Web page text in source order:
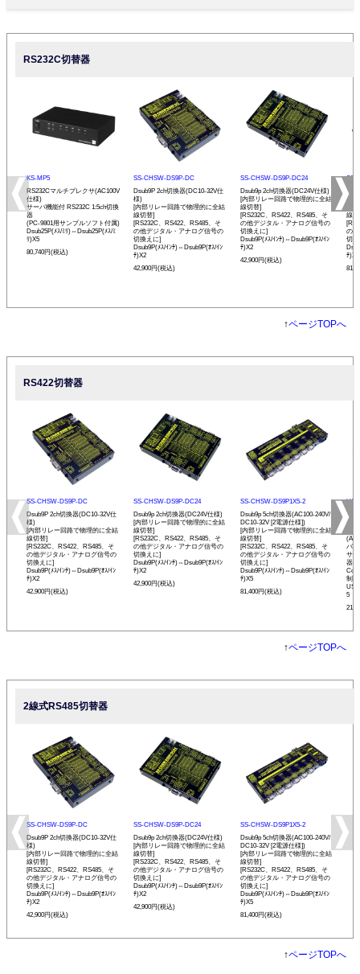
RS232C切替器
KS-MP5
RS232Cマルチプレクサ(AC100V
仕様)
サーバ機能付 RS232C 1:5ch切換
器
(PC-9801用サンプルソフト付属)
Dsub25P(ﾒｽ/ﾐﾘ)⇔Dsub25P(ﾒｽ/ﾐ
ﾘ)X5
80,740円(税込)
SS-CHSW-DS9P-DC
Dsub9P 2ch切換器(DC10-32V仕
様)
[内部リレー回路で物理的に全結
線切替]
[RS232C、RS422、RS485、そ
の他デジタル・アナログ信号の
切換えに]
Dsub9P(ﾒｽ/ｲﾝﾁ)⇔Dsub9P(ｵｽ/ｲﾝ
ﾁ)X2
42,900円(税込)
SS-CHSW-DS9P-DC24
Dsub9p 2ch切換器(DC24V仕様)
[内部リレー回路で物理的に全結
線切替]
[RS232C、RS422、RS485、そ
の他デジタル・アナログ信号の
切換えに]
Dsub9P(ﾒｽ/ｲﾝﾁ)⇔Dsub9P(ｵｽ/ｲﾝ
ﾁ)X2
42,900円(税込)
SS-
線
の
切
ﾁ)X5
↑ページTOPへ
RS422切替器
SS-CHSW-DS9P-DC
Dsub9P 2ch切換器(DC10-32V仕
様)
[内部リレー回路で物理的に全結
線切替]
[RS232C、RS422、RS485、そ
の他デジタル・アナログ信号の
切換えに]
Dsub9P(ﾒｽ/ｲﾝﾁ)⇔Dsub9P(ｵｽ/ｲﾝ
ﾁ)X2
42,900円(税込)
SS-CHSW-DS9P-DC24
Dsub9p 2ch切換器(DC24V仕様)
[内部リレー回路で物理的に全結
線切替]
[RS232C、RS422、RS485、そ
の他デジタル・アナログ信号の
切換えに]
Dsub9P(ﾒｽ/ｲﾝﾁ)⇔Dsub9P(ｵｽ/ｲﾝ
ﾁ)X2
42,900円(税込)
SS-CHSW-DS9P1X5-2
Dsub9p 5ch切換器(AC100-240V/
DC10-32V [2電源仕様])
[内部リレー回路で物理的に全結
線切替]
[RS232C、RS422、RS485、そ
の他デジタル・アナログ信号の
切換えに]
Dsub9P(ﾒｽ/ｲﾝﾁ)⇔Dsub9P(ｵｽ/ｲﾝ
ﾁ)X5
81,400円(税込)
換
バ
サ
器
制
5
↑ページTOPへ
2線式RS485切替器
SS-CHSW-DS9P-DC
Dsub9P 2ch切換器(DC10-32V仕
様)
[内部リレー回路で物理的に全結
線切替]
[RS232C、RS422、RS485、そ
の他デジタル・アナログ信号の
切換えに]
Dsub9P(ﾒｽ/ｲﾝﾁ)⇔Dsub9P(ｵｽ/ｲﾝ
ﾁ)X2
42,900円(税込)
SS-CHSW-DS9P-DC24
Dsub9p 2ch切換器(DC24V仕様)
[内部リレー回路で物理的に全結
線切替]
[RS232C、RS422、RS485、そ
の他デジタル・アナログ信号の
切換えに]
Dsub9P(ﾒｽ/ｲﾝﾁ)⇔Dsub9P(ｵｽ/ｲﾝ
ﾁ)X2
42,900円(税込)
SS-CHSW-DS9P1X5-2
Dsub9p 5ch切換器(AC100-240V/
DC10-32V [2電源仕様])
[内部リレー回路で物理的に全結
線切替]
[RS232C、RS422、RS485、そ
の他デジタル・アナログ信号の
切換えに]
Dsub9P(ﾒｽ/ｲﾝﾁ)⇔Dsub9P(ｵｽ/ｲﾝ
ﾁ)X5
81,400円(税込)
↑ページTOPへ